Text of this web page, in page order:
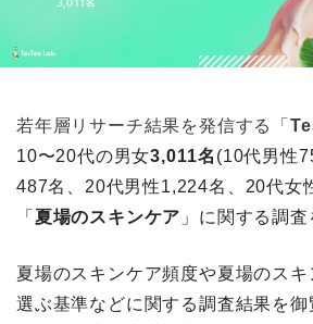
若年層リサーチ結果を発信する「
10〜20代の男女3,011名 (10代男性
487名、20代男性1,224名、20代女
「 夏場のスキンケア 」に関する調査
夏場のスキンケア頻度や夏場のス
選ぶ基準などに関する調査結果を御